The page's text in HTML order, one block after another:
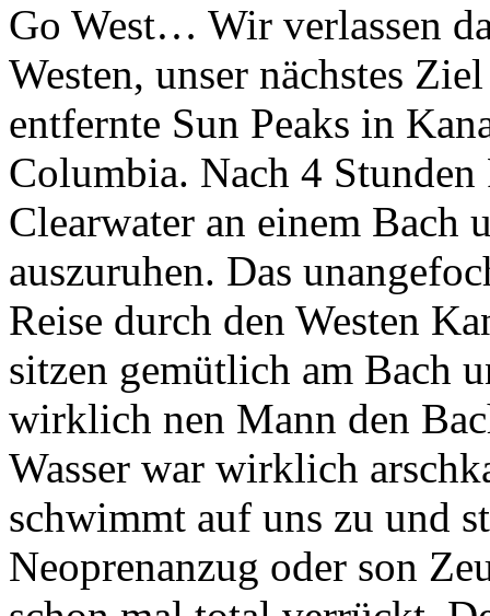
Go West… Wir verlassen
Westen, unser nächstes
entfernte Sun Peaks in
Columbia. Nach 4
Clearwater an einem Bach
auszuruhen. Das
Reise durch den Westen
sitzen gemütlich am Bach
wirklich nen Mann den
Wasser war wirklich
schwimmt auf uns zu und
Neoprenanzug oder son